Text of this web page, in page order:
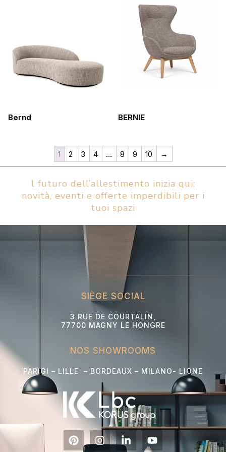
Bernd BERNIE
1 2 3 4 … 8 9 10 →
l futuro dell’allestimento inizia qui:
novità, eventi e offerte imperdibili per i
tuoi spazi
SIÈGE SOCIAL
3 RUE DE COURTALIN,
77700 MAGNY LE HONGRE
NOS SHOWROOMS
PARIGI – LILLE – BORDEAUX – MILANO- LIONE